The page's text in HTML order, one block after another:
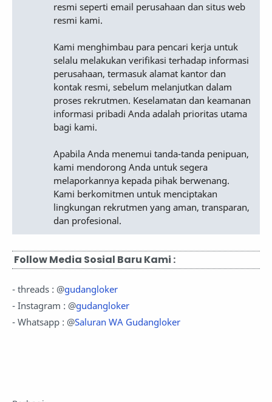
resmi seperti email perusahaan dan situs web
resmi kami.
Kami menghimbau para pencari kerja untuk
selalu melakukan verifikasi terhadap informasi
perusahaan, termasuk alamat kantor dan
kontak resmi, sebelum melanjutkan dalam
proses rekrutmen. Keselamatan dan keamanan
informasi pribadi Anda adalah prioritas utama
bagi kami.
Apabila Anda menemui tanda-tanda penipuan,
kami mendorong Anda untuk segera
melaporkannya kepada pihak berwenang.
Kami berkomitmen untuk menciptakan
lingkungan rekrutmen yang aman, transparan,
dan profesional.
Follow Media Sosial Baru Kami :
- threads : @gudangloker
- Instagram : @gudangloker
- Whatsapp : @Saluran WA Gudangloker